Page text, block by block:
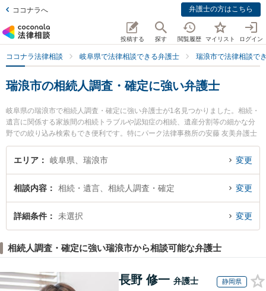
ココナラへ 弁護士の方はこちら
投稿する 探す 閲覧履歴 マイリスト ログイン
ココナラ法律相談 岐阜県で法律相談できる弁護士 瑞浪市で法律相談で
瑞浪市の相続人調査・確定に強い弁護士
岐阜県の瑞浪市で相続人調査・確定に強い弁護士が1名見つかりました。相続・
遺言に関係する家族間の相続トラブルや認知症の相続、遺産分割等の細かな分
野での絞り込み検索もでき便利です。特にパーク法律事務所の安藤 友美弁護士
のプロフィール情報や弁護士費用、強みなどが注目されています。『瑞浪市で
土日や夜間に発生した相続人調査・確定のトラブルを今すぐに弁護士に相談し
に相談予約したい』などでお困りの相談者さんにおすすめです。
エリア 岐阜県、瑞浪市 変更
相談内容 相続・遺言、相続人調査・確定 変更
詳細条件 未選択 変更
相続人調査・確定に強い瑞浪市から相談可能な弁護士
長野 修一 弁護士 静岡県